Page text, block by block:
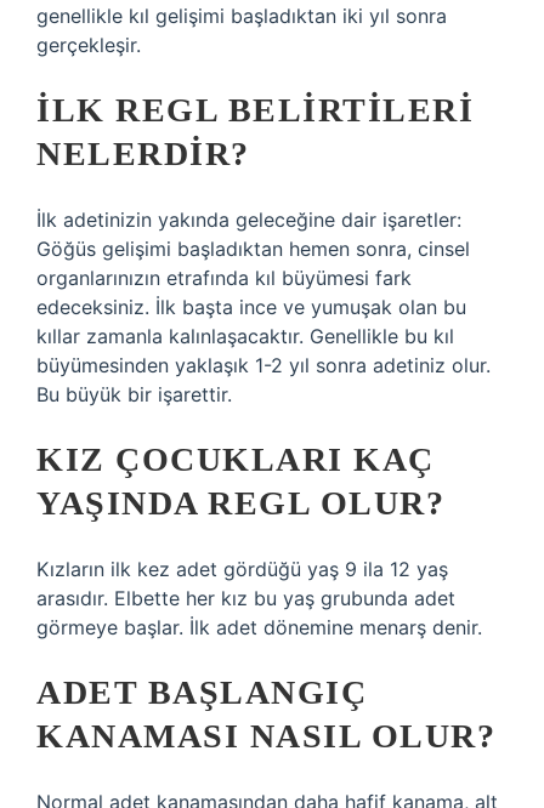
genellikle kıl gelişimi başladıktan iki yıl sonra
gerçekleşir.
İLK REGL BELIRTILERI
NELERDIR?
İlk adetinizin yakında geleceğine dair işaretler:
Göğüs gelişimi başladıktan hemen sonra, cinsel
organlarınızın etrafında kıl büyümesi fark
edeceksiniz. İlk başta ince ve yumuşak olan bu
kıllar zamanla kalınlaşacaktır. Genellikle bu kıl
büyümesinden yaklaşık 1-2 yıl sonra adetiniz olur.
Bu büyük bir işarettir.
KIZ ÇOCUKLARI KAÇ
YAŞINDA REGL OLUR?
Kızların ilk kez adet gördüğü yaş 9 ila 12 yaş
arasıdır. Elbette her kız bu yaş grubunda adet
görmeye başlar. İlk adet dönemine menarş denir.
ADET BAŞLANGIÇ
KANAMASI NASIL OLUR?
Normal adet kanamasından daha hafif kanama, alt